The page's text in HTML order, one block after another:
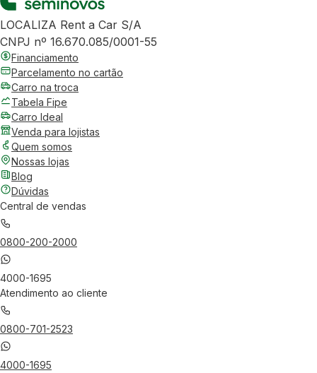
LOCALIZA Rent a Car S/A
CNPJ nº 16.670.085/0001-55
Financiamento
Parcelamento no cartão
Carro na troca
Tabela Fipe
Carro Ideal
Venda para lojistas
Quem somos
Nossas lojas
Blog
Dúvidas
Central de vendas
0800-200-2000
4000-1695
Atendimento ao cliente
0800-701-2523
4000-1695